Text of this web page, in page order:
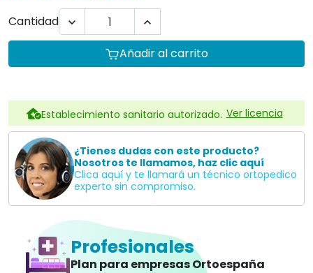
Cantidad
 
Añadir al carrito
Establecimiento sanitario autorizado. Ver licencia
¿Tienes dudas con este producto?
Nosotros te llamamos, haz clic aquí
Clica aquí y te llamará un técnico ortopedico
experto sin compromiso.
Profesionales
Plan para empresas Ortoespaña